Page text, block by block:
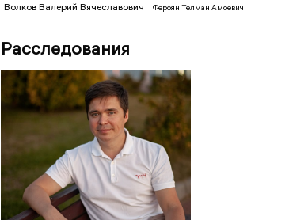
Волков Валерий Вячеславович Фероян Телман Амоевич
Расследования